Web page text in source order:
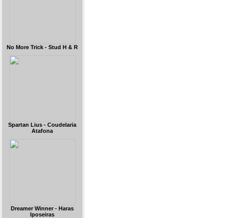
No More Trick - Stud H & R
Spartan Lius - Coudelaria
Atafona
Dreamer Winner - Haras
Iposeiras